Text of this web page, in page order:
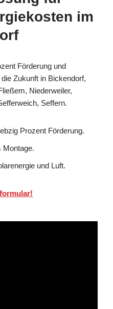
im
Förderung und
Zukunft in Bickendorf,
Niederweiler,
Seffern.
Prozent Förderung.
Montage.
und Luft.